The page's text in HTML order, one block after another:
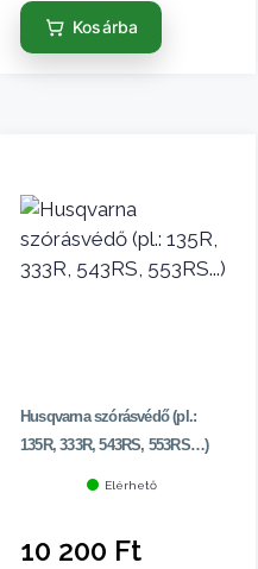
Kosárba
Husqvarna szórásvédő (pl.:
135R, 333R, 543RS, 553RS…)
Elérhető
10 200 Ft